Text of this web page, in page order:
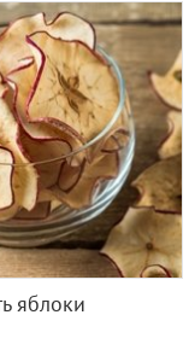
яблоки